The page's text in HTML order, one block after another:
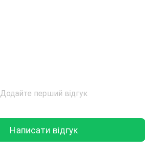
Додайте перший відгук
Написати відгук